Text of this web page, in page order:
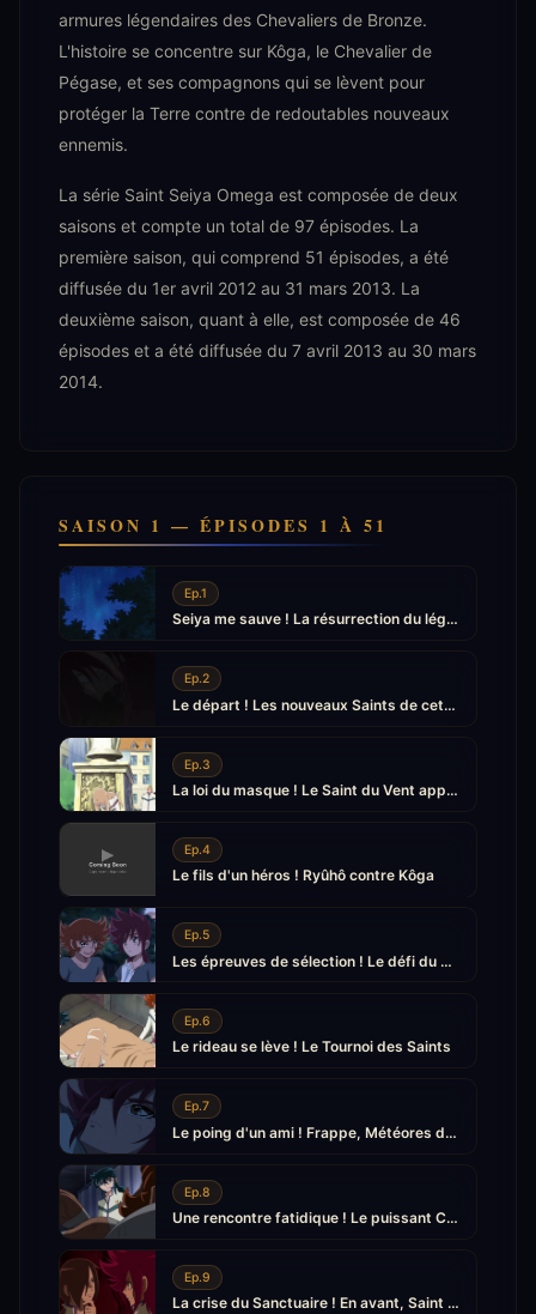
armures légendaires des Chevaliers de Bronze.
L'histoire se concentre sur Kôga, le Chevalier de
Pégase, et ses compagnons qui se lèvent pour
protéger la Terre contre de redoutables nouveaux
ennemis.
La série Saint Seiya Omega est composée de deux
saisons et compte un total de 97 épisodes. La
première saison, qui comprend 51 épisodes, a été
diffusée du 1er avril 2012 au 31 mars 2013. La
deuxième saison, quant à elle, est composée de 46
épisodes et a été diffusée du 7 avril 2013 au 30 mars
2014.
SAISON 1 — ÉPISODES 1 À 51
Ep.1
Seiya me sauve ! La résurrection du légendaire Chevalier
Ep.2
Le départ ! Les nouveaux Saints de cette époque
Ep.3
La loi du masque ! Le Saint du Vent apparaît
Ep.4
Le fils d'un héros ! Ryûhô contre Kôga
Ep.5
Les épreuves de sélection ! Le défi du camp de la mort
Ep.6
Le rideau se lève ! Le Tournoi des Saints
Ep.7
Le poing d'un ami ! Frappe, Météores de Pégase
Ep.8
Une rencontre fatidique ! Le puissant Chevalier d'Or
Ep.9
La crise du Sanctuaire ! En avant, Saint Ninja